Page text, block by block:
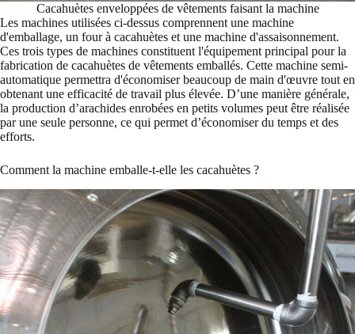
Cacahuètes enveloppées de vêtements faisant la machine
Les machines utilisées ci-dessus comprennent une machine
d'emballage, un four à cacahuètes et une machine d'assaisonnement.
Ces trois types de machines constituent l'équipement principal pour la
fabrication de cacahuètes de vêtements emballés. Cette machine semi-
automatique permettra d'économiser beaucoup de main d'œuvre tout en
obtenant une efficacité de travail plus élevée. D’une manière générale,
la production d’arachides enrobées en petits volumes peut être réalisée
par une seule personne, ce qui permet d’économiser du temps et des
efforts.
Comment la machine emballe-t-elle les cacahuètes ?